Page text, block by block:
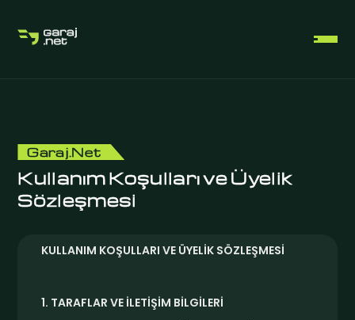
ÜCRETSIZ ÜYELIK OLUŞTUR
Garaj.Net
Kullanım Koşulları ve Üyelik
Sözleşmesi
KULLANIM KOŞULLARI VE ÜYELİK SÖZLEŞMESİ
1. TARAFLAR VE İLETİŞİM BİLGİLERİ